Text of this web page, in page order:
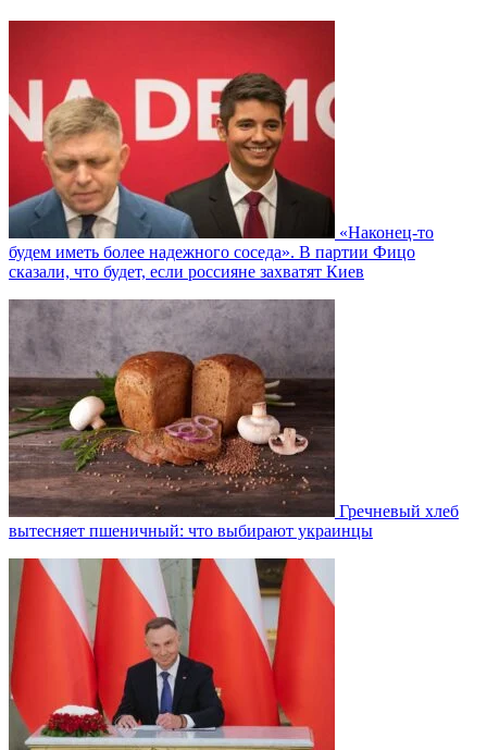
«Наконец-то
будем иметь более надежного соседа». В партии Фицо
сказали, что будет, если россияне захватят Киев
Гречневый хлеб
вытесняет пшеничный: что выбирают украинцы